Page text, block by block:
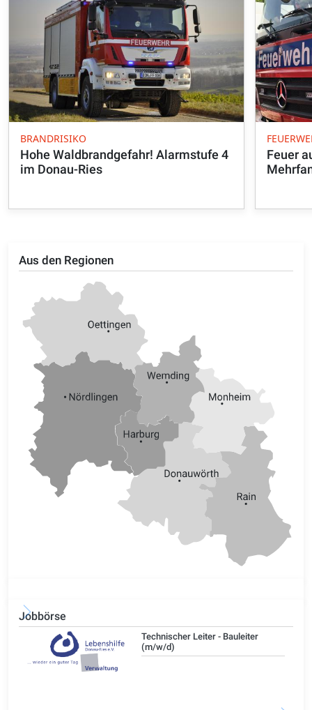
Aus den Regionen
Jobbörse
Technischer Leiter - Bauleiter
(m/w/d)
BRANDRISIKO
Hohe Waldbrandgefahr! Alarmstufe 4
im Donau-Ries
Feuer